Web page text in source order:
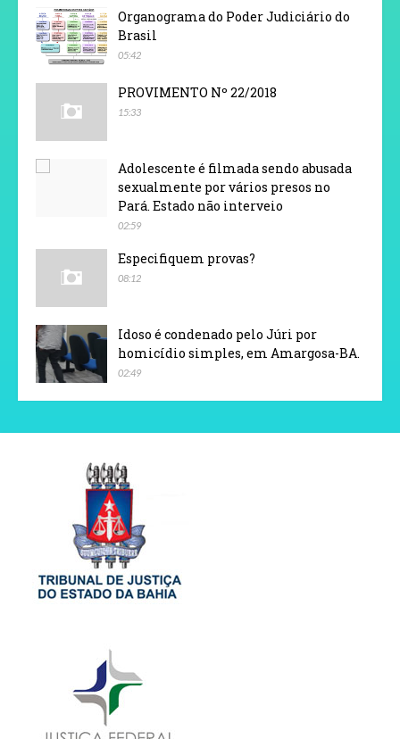
Organograma do Poder Judiciário do
Brasil
05:42
PROVIMENTO Nº 22/2018
15:33
Adolescente é filmada sendo abusada
sexualmente por vários presos no
Pará. Estado não interveio
02:59
Especifiquem provas?
08:12
Idoso é condenado pelo Júri por
homicídio simples, em Amargosa-BA.
02:49